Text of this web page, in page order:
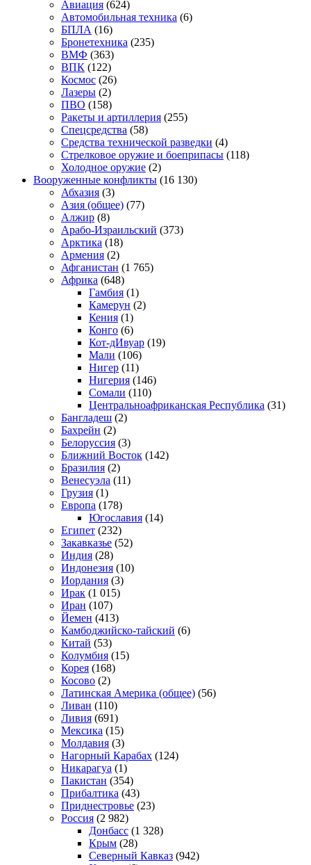
Авиация (624)
Автомобильная техника (6)
БПЛА (16)
Бронетехника (235)
ВМФ (363)
ВПК (122)
Космос (26)
Лазеры (2)
ПВО (158)
Ракеты и артиллерия (255)
Спецсредства (58)
Средства технической разведки (4)
Стрелковое оружие и боеприпасы (118)
Холодное оружие (2)
Вооруженные конфликты (16 130)
Абхазия (3)
Азия (общее) (77)
Алжир (8)
Арабо-Израильский (373)
Арктика (18)
Армения (2)
Афганистан (1 765)
Африка (648)
Гамбия (1)
Камерун (2)
Кения (1)
Конго (6)
Кот-дИвуар (19)
Мали (106)
Нигер (11)
Нигерия (146)
Сомали (110)
Центральноафриканская Республика (31)
Бангладеш (2)
Бахрейн (2)
Белоруссия (3)
Ближний Восток (142)
Бразилия (2)
Венесуэла (11)
Грузия (1)
Европа (178)
Югославия (14)
Египет (232)
Закавказье (52)
Индия (28)
Индонезия (10)
Иордания (3)
Ирак (1 015)
Иран (107)
Йемен (413)
Камбоджийско-тайский (6)
Китай (53)
Колумбия (15)
Корея (168)
Косово (2)
Латинская Америка (общее) (56)
Ливан (110)
Ливия (691)
Мексика (15)
Молдавия (3)
Нагорный Карабах (124)
Никарагуа (1)
Пакистан (354)
Прибалтика (43)
Приднестровье (23)
Россия (2 982)
Донбасс (1 328)
Крым (28)
Северный Кавказ (942)